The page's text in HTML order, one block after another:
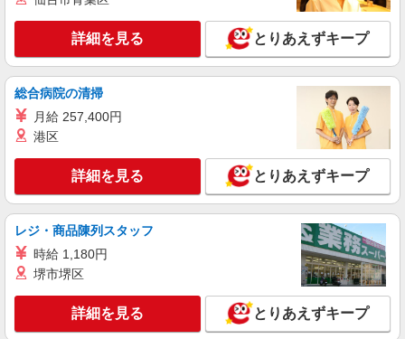
日研トータルソーシング株式会社 メディカルケア事業部/高崎オフィ
未経験・無資格OKの介護スタッフ
り） ※給与幅は経験・能力による
群馬県高崎市 【最寄駅】根小屋駅 ★勤務地は
3000ヶ所以上★ 自宅から通いやすいエリアなど、
キープ 詳細を見る
派遣社員
株式会社kotrio /●TK-H-1602928
高崎市／面接なし！シニア向け住宅STAFF◎
時給1500円〜2125円 ＜日払い有/週払い有/交
通費全支給(ガソリン代含む)＞
高崎市◎車通勤OK
詳細を見る とりあえずキープ
総合病院の清掃
月給 257,400円
港区
詳細を見る とりあえずキープ
レジ・商品陳列スタッフ
時給 1,180円
堺市堺区
詳細を見る とりあえずキープ